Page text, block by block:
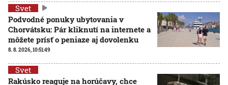
Svet
Podvodné ponuky ubytovania v
Chorvátsku: Pár kliknutí na internete a
môžete prísť o peniaze aj dovolenku
8. 8. 2026, 10:51:49
Svet
Rakúsko reaguje na horúčavy, chce